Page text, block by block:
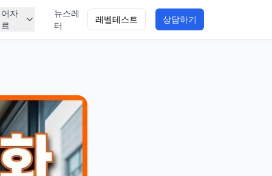
자
료
뉴스레
터
레벨테스트 상담하기